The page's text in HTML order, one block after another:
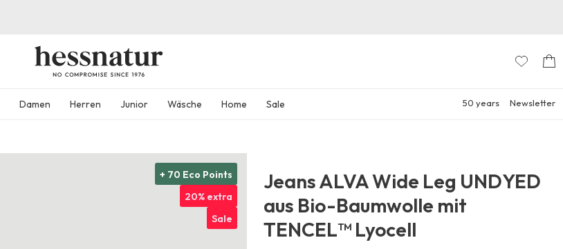
Damen Herren Junior Wäsche Home Sale 50 years Newsletter
+ 70 Eco Points
20% extra
Sale
Jeans ALVA Wide Leg UNDYED
aus Bio-Baumwolle mit
TENCEL™ Lyocell